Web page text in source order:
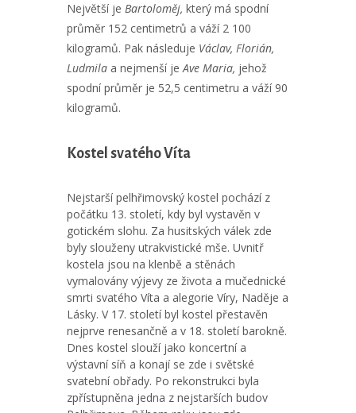
Největší je Bartoloměj, který má spodní
průměr 152 centimetrů a váží 2 100
kilogramů. Pak následuje Václav, Florián,
Ludmila a nejmenší jeAve Maria, jehož
spodní průměr je 52,5 centimetru a váží 90
kilogramů.
Kostel svatého Víta
Nejstarší pelhřimovský kostel pochází z
počátku 13. století, kdy byl vystavěn v
gotickém slohu. Za husitských válek zde
byly slouženy utrakvistické mše. Uvnitř
kostela jsou na klenbě a stěnách
vymalovány výjevy ze života a mučednické
smrti svatého Víta a alegorie Víry, Naděje a
Lásky. V 17. století byl kostel přestavěn
nejprve renesančně a v 18. století barokně.
Dnes kostel slouží jako koncertní a
výstavní síň a konají se zde i světské
svatební obřady. Po rekonstrukci byla
zpřístupněna jedna z nejstarších budov